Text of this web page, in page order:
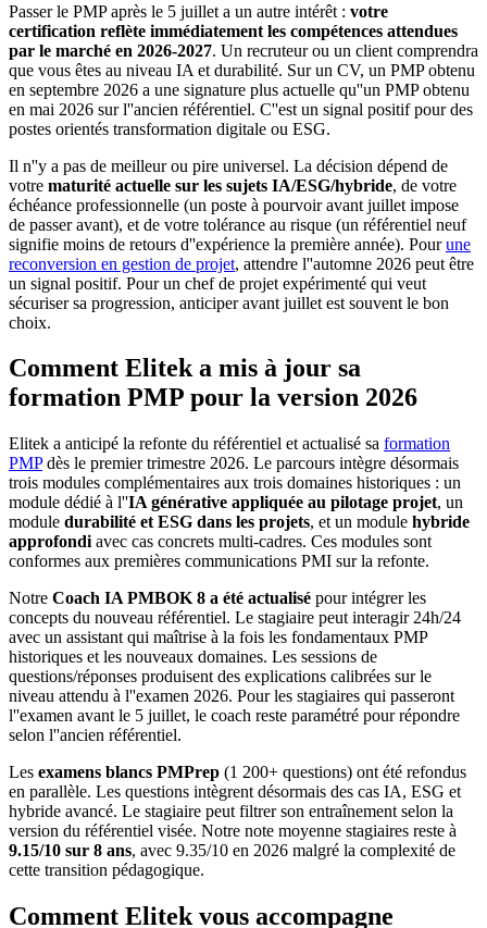
Passer le PMP après le 5 juillet a un autre intérêt : votre
certification reflète immédiatement les compétences attendues
par le marché en 2026-2027. Un recruteur ou un client comprendra
que vous êtes au niveau IA et durabilité. Sur un CV, un PMP obtenu
en septembre 2026 a une signature plus actuelle qu''un PMP obtenu
en mai 2026 sur l''ancien référentiel. C''est un signal positif pour des
postes orientés transformation digitale ou ESG.
Il n''y a pas de meilleur ou pire universel. La décision dépend de
votre maturité actuelle sur les sujets IA/ESG/hybride, de votre
échéance professionnelle (un poste à pourvoir avant juillet impose
de passer avant), et de votre tolérance au risque (un référentiel neuf
signifie moins de retours d''expérience la première année). Pourune
reconversion en gestion de projet, attendre l''automne 2026 peut être
un signal positif. Pour un chef de projet expérimenté qui veut
sécuriser sa progression, anticiper avant juillet est souvent le bon
choix.
Comment Elitek a mis à jour sa
formation PMP pour la version 2026
Elitek a anticipé la refonte du référentiel et actualisé sa formation
PMPdès le premier trimestre 2026. Le parcours intègre désormais
trois modules complémentaires aux trois domaines historiques : un
module dédié à l''IA générative appliquée au pilotage projet, un
module durabilité et ESG dans les projets, et un module hybride
approfondi avec cas concrets multi-cadres. Ces modules sont
conformes aux premières communications PMI sur la refonte.
Notre Coach IA PMBOK 8 a été actualisé pour intégrer les
concepts du nouveau référentiel. Le stagiaire peut interagir 24h/24
avec un assistant qui maîtrise à la fois les fondamentaux PMP
historiques et les nouveaux domaines. Les sessions de
questions/réponses produisent des explications calibrées sur le
niveau attendu à l''examen 2026. Pour les stagiaires qui passeront
l''examen avant le 5 juillet, le coach reste paramétré pour répondre
selon l''ancien référentiel.
Les examens blancs PMPrep (1 200+ questions) ont été refondus
en parallèle. Les questions intègrent désormais des cas IA, ESG et
hybride avancé. Le stagiaire peut filtrer son entraînement selon la
version du référentiel visée. Notre note moyenne stagiaires reste à
9.15/10 sur 8 ans, avec 9.35/10 en 2026 malgré la complexité de
cette transition pédagogique.
Comment Elitek vous accompagne